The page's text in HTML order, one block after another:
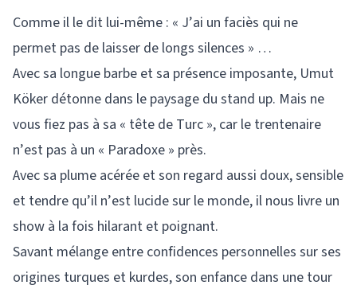
Comme il le dit lui-même : « J’ai un faciès qui ne
permet pas de laisser de longs silences » …
Avec sa longue barbe et sa présence imposante, Umut
Köker détonne dans le paysage du stand up. Mais ne
vous fiez pas à sa « tête de Turc », car le trentenaire
n’est pas à un « Paradoxe » près.
Avec sa plume acérée et son regard aussi doux, sensible
et tendre qu’il n’est lucide sur le monde, il nous livre un
show à la fois hilarant et poignant.
Savant mélange entre confidences personnelles sur ses
origines turques et kurdes, son enfance dans une tour